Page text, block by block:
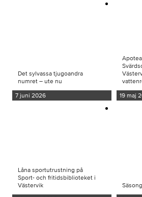
Det sylvassa tjugoandra
numret – ute nu
7 juni 2026 19 maj
Låna sportutrustning på
Sport- och fritidsbiblioteket i
Västervik